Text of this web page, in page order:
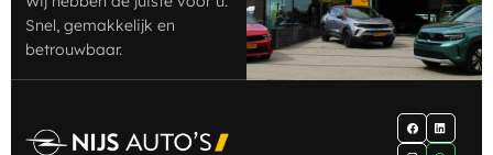
Snel, gemakkelijk en
betrouwbaar.